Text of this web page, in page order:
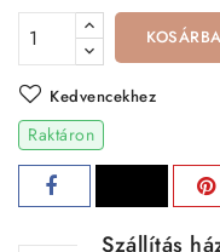
KOSÁRBA
Kedvencekhez
Raktáron
Szállítás